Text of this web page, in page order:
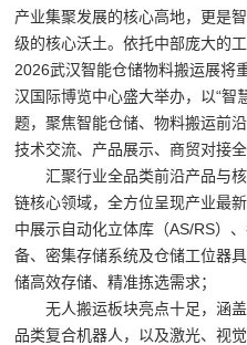
重
型
货
架
造
商-
星
空
产业集聚发展的核心高地，更是
级的核心沃土。依托中部庞大的
2026武汉智能仓储物料搬运展将
汉国际博览中心盛大举办，以“智
题，聚焦智能仓储、物料搬运前
技术交流、产品展示、商贸对接全
汇聚行业全品类前沿产品与核
链核心领域，全方位呈现产业最
中展示自动化立体库（AS/RS）
备、密集存储系统及仓储工位器
储高效存储、精准拣选需求；
无人搬运板块亮点十足，涵盖
品类复合机器人，以及激光、视